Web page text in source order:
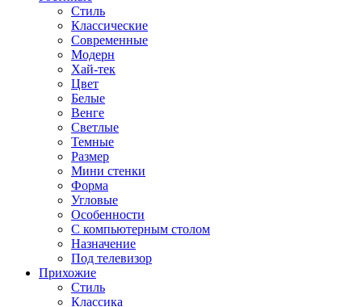
Стиль
Классические
Современные
Модерн
Хай-тек
Цвет
Белые
Венге
Светлые
Темные
Размер
Мини стенки
Форма
Угловые
Особенности
С компьютерным столом
Назначение
Под телевизор
Прихожие
Стиль
Классика